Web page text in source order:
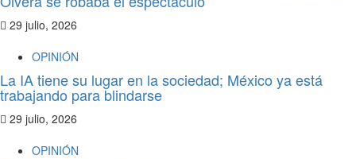
29 julio, 2026
OPINIÓN
La IA tiene su lugar en la sociedad; México ya está
trabajando para blindarse
29 julio, 2026
OPINIÓN